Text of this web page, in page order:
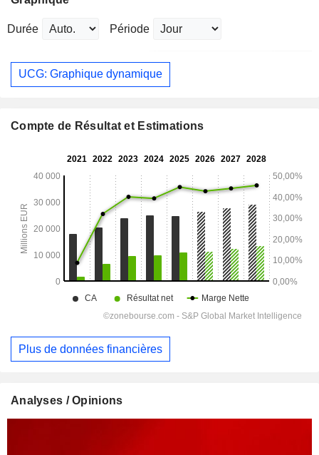
Durée Période
UCG: Graphique dynamique
Compte de Résultat et Estimations
Plus de données financières
Analyses / Opinions